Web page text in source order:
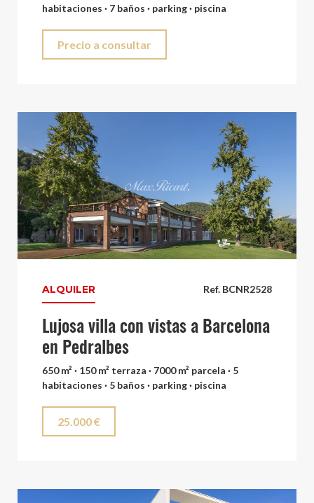
habitaciones · 7 baños · parking · piscina
Precio a consultar
Ref. BCNR2528
ALQUILER
Lujosa villa con vistas a Barcelona
en Pedralbes
650 m² · 150 m² terraza · 7000 m² parcela · 5
habitaciones · 5 baños · parking · piscina
25.000 €